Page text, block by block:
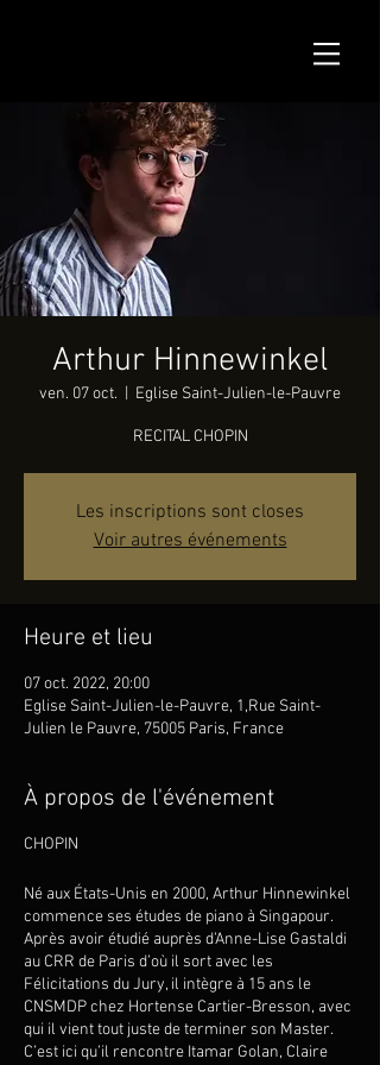
Arthur Hinnewinkel
ven. 07 oct. Eglise Saint-Julien-le-Pauvre
RECITAL CHOPIN
Les inscriptions sont closes
Voir autres événements
Heure et lieu
07 oct. 2022, 20:00
Eglise Saint-Julien-le-Pauvre, 1,Rue Saint-
Julien le Pauvre, 75005 Paris, France
À propos de l'événement
CHOPIN
Né aux États-Unis en 2000, Arthur Hinnewinkel
commence ses études de piano à Singapour.
Après avoir étudié auprès d’Anne-Lise Gastaldi
au CRR de Paris d’où il sort avec les
Félicitations du Jury, il intègre à 15 ans le
CNSMDP chez Hortense Cartier-Bresson, avec
qui il vient tout juste de terminer son Master.
C’est ici qu’il rencontre Itamar Golan, Claire